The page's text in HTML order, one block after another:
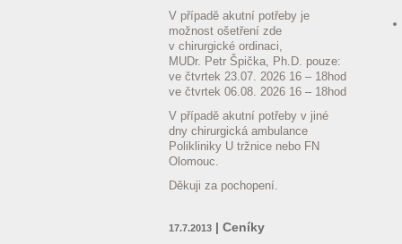
V případě akutní potřeby je
možnost ošetření zde
v chirurgické ordinaci,
MUDr. Petr Špička, Ph.D. pouze:
ve čtvrtek 23.07. 2026 16 – 18hod
ve čtvrtek 06.08. 2026 16 – 18hod
V případě akutní potřeby v jiné
dny chirurgická ambulance
Polikliniky U tržnice nebo FN
Olomouc.
Děkuji za pochopení.
17.7.2013| Ceníky